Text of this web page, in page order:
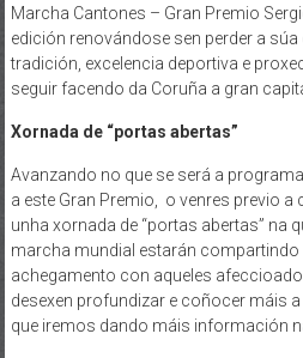
Marcha Cantones – Gran Premio
edición renovándose sen perder a
tradición, excelencia deportiva e
seguir facendo da Coruña a gran
Xornada de “portas abertas”
Avanzando no que se será a
a este Gran Premio, o venres previo
unha xornada de “portas abertas” na
marcha mundial estarán compartindo
achegamento con aqueles
desexen profundizar e coñocer máis
que iremos dando máis información